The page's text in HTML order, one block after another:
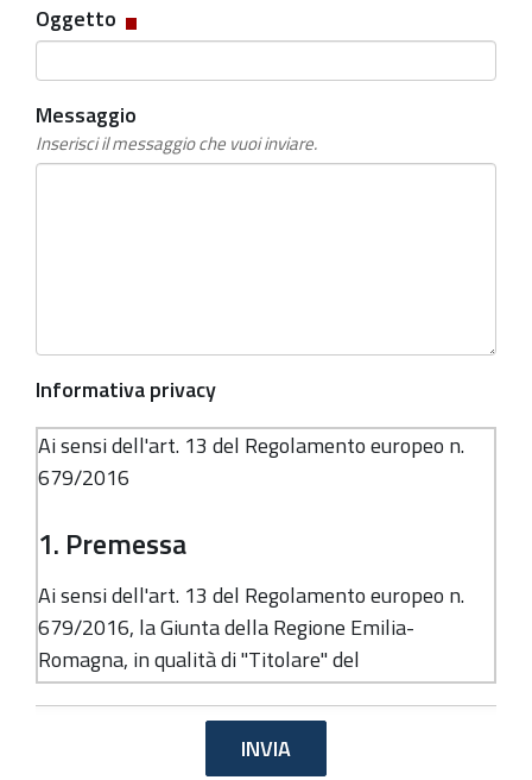
Oggetto Campo
obbligatorio
Messaggio
Inserisci il messaggio che vuoi inviare.
Informativa privacy
Ai sensi dell'art. 13 del Regolamento europeo n.
679/2016
1. Premessa
Ai sensi dell'art. 13 del Regolamento europeo n.
679/2016, la Giunta della Regione Emilia-
Romagna, in qualità di "Titolare" del
trattamento, è tenuta a fornirle informazioni in
merito all'utilizzo dei suoi dati personali.